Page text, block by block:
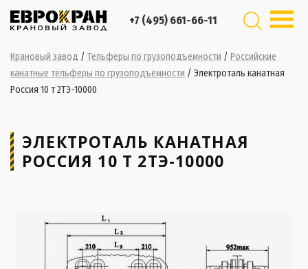
+7 (495) 661-66-11
Крановый завод / Тельферы по грузоподъемности / Российские
канатные тельферы по грузоподъемности / Электроталь канатная
Россия 10 т 2ТЭ-10000
ЭЛЕКТРОТАЛЬ КАНАТНАЯ
РОССИЯ 10 Т 2ТЭ-10000